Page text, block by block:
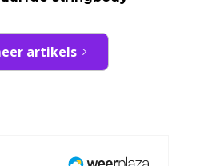
artikels